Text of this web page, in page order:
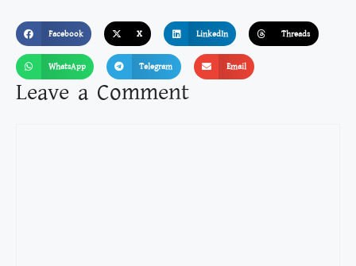
Facebook X LinkedIn Threads
WhatsApp Telegram Email
Leave a Comment